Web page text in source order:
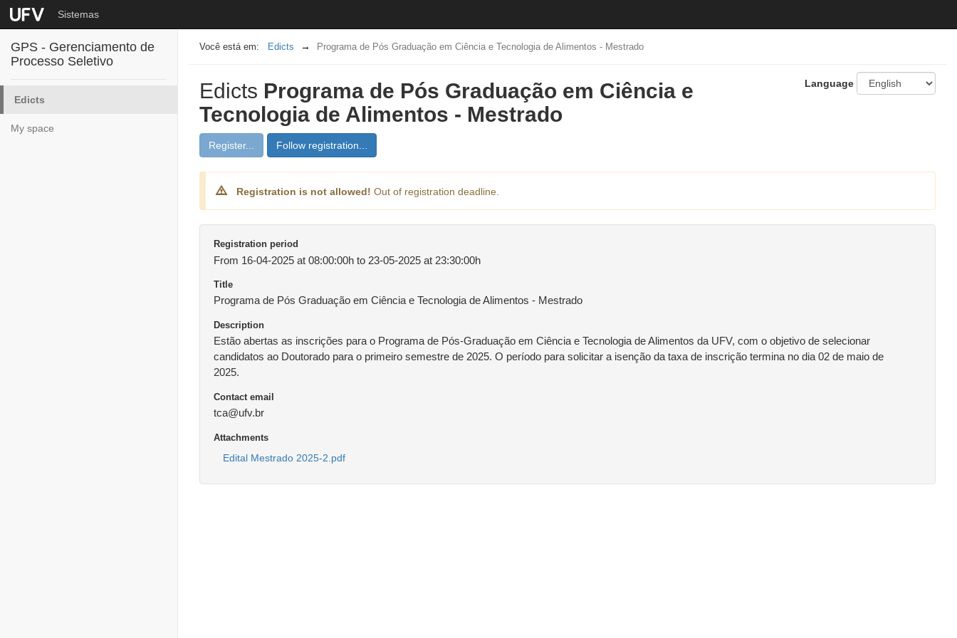
Sistemas
GPS - Gerenciamento de
Processo Seletivo
Edicts
My space
Edicts Programa de Pós Graduação em Ciência e Tecnologia de Alimentos - Mestrado
Language
Edicts Programa de Pós Graduação em Ciência e
Tecnologia de Alimentos - Mestrado
Register... Follow registration...
Registration is not allowed! Out of registration deadline.
Registration period
From 16-04-2025 at 08:00:00h to 23-05-2025 at 23:30:00h
Title
Programa de Pós Graduação em Ciência e Tecnologia de Alimentos - Mestrado
Description
Estão abertas as inscrições para o Programa de Pós-Graduação em Ciência e Tecnologia de Alimentos da UFV, com o objetivo de selecionar
candidatos ao Doutorado para o primeiro semestre de 2025. O período para solicitar a isenção da taxa de inscrição termina no dia 02 de maio de
2025.
Contact email
tca@ufv.br
Attachments